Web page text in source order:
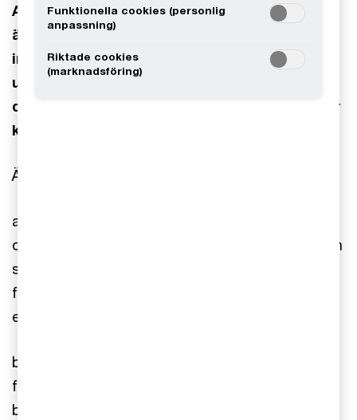
Accounting Standards Board (IASB®)
ändringar avseende IFRS 9 Finansiella
instrument och IFRS 7 Finansiella instrument:
upplysningar. Detta för att hantera några av
de frågeställningar som uppkommit senare år
kring redovisning av finansiella instrument.
Ändringarna i IFRS 9 och IFRS 7 innehåller:
a) Tydliggörande kring tidpunkt för redovisning
och bortbokning av vissa finansiella tillgångar och
skulder. Detta inkluderar ett nytt undantag för
finansiella skulder som regleras genom
elektronisk överföring av kontanter,
b) Ytterligare vägledning för att bedöma om en
finansiell tillgång uppfyller kriteriet för enbart
betalningar av kapitalbelopp och ränta (SPPI).
Funktionella cookies (personlig
anpassning)
Riktade cookies
(marknadsföring)